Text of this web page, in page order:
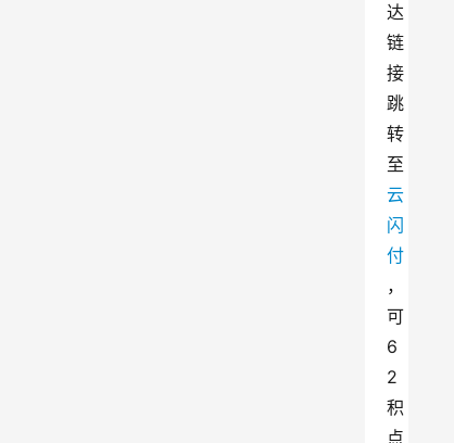
达
链
接
跳
转
至
云
闪
付
，
可
6
2
积
点